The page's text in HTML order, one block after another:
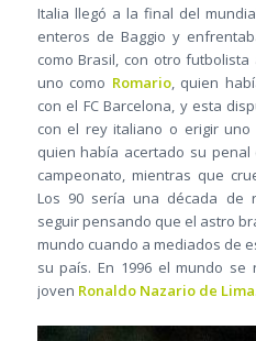
Italia llegó a la final del
enteros de Baggio y
como Brasil, con otro
uno como Romario, quien
con el FC Barcelona, y esta
con el rey italiano o erigir
quien había acertado su
campeonato, mientras que
Los 90 sería una década de
seguir pensando que el astro
mundo cuando a mediados de
su país. En 1996 el mundo
joven Ronaldo Nazario de Lima